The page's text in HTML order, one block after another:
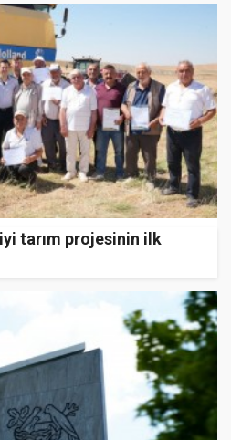
tarım projesinin ilk